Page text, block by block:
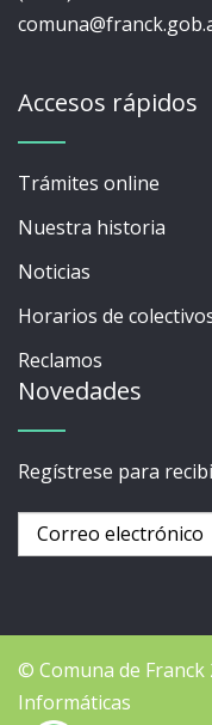
Accesos rápidos
Trámites online
Nuestra historia
Noticias
Horarios de
Reclamos
Novedades
Regístrese para
© Comuna de Franck
Informáticas